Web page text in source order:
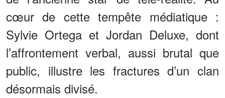
cœur de cette tempête médiatique :
Sylvie Ortega et Jordan Deluxe, dont
l’affrontement verbal, aussi brutal que
public, illustre les fractures d’un clan
désormais divisé.